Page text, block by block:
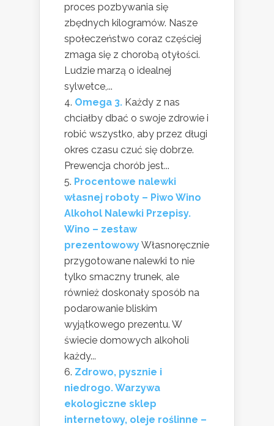
proces pozbywania się
zbędnych kilogramów. Nasze
społeczeństwo coraz częściej
zmaga się z chorobą otyłości.
Ludzie marzą o idealnej
sylwetce,...
Omega 3. Każdy z nas
chciałby dbać o swoje zdrowie i
robić wszystko, aby przez długi
okres czasu czuć się dobrze.
Prewencja chorób jest...
Procentowe nalewki
własnej roboty – Piwo Wino
Alkohol Nalewki Przepisy.
Wino – zestaw
prezentowowyWłasnoręcznie
przygotowane nalewki to nie
tylko smaczny trunek, ale
również doskonały sposób na
podarowanie bliskim
wyjątkowego prezentu. W
świecie domowych alkoholi
każdy...
Zdrowo, pysznie i
niedrogo. Warzywa
ekologiczne sklep
internetowy, oleje roślinne –